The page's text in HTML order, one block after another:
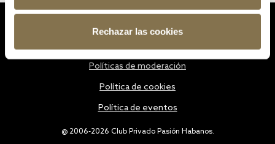
Rechazar las cookies
@ 2006-2026 Club Privado Pasión Habanos.
Políticas de moderación
Política de cookies
Política de eventos